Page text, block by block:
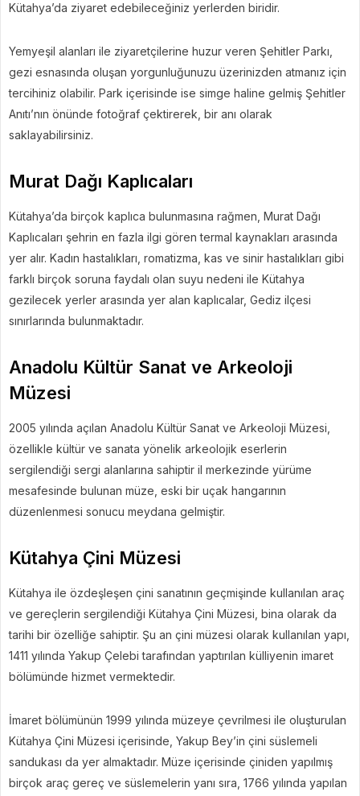
Kütahya’da ziyaret edebileceğiniz yerlerden biridir.
Yemyeşil alanları ile ziyaretçilerine huzur veren Şehitler Parkı,
gezi esnasında oluşan yorgunluğunuzu üzerinizden atmanız için
tercihiniz olabilir. Park içerisinde ise simge haline gelmiş Şehitler
Anıtı’nın önünde fotoğraf çektirerek, bir anı olarak
saklayabilirsiniz.
Murat Dağı Kaplıcaları
Kütahya’da birçok kaplıca bulunmasına rağmen, Murat Dağı
Kaplıcaları şehrin en fazla ilgi gören termal kaynakları arasında
yer alır. Kadın hastalıkları, romatizma, kas ve sinir hastalıkları gibi
farklı birçok soruna faydalı olan suyu nedeni ile Kütahya
gezilecek yerler arasında yer alan kaplıcalar, Gediz ilçesi
sınırlarında bulunmaktadır.
Anadolu Kültür Sanat ve Arkeoloji
Müzesi
2005 yılında açılan Anadolu Kültür Sanat ve Arkeoloji Müzesi,
özellikle kültür ve sanata yönelik arkeolojik eserlerin
sergilendiği sergi alanlarına sahiptir il merkezinde yürüme
mesafesinde bulunan müze, eski bir uçak hangarının
düzenlenmesi sonucu meydana gelmiştir.
Kütahya Çini Müzesi
Kütahya ile özdeşleşen çini sanatının geçmişinde kullanılan araç
ve gereçlerin sergilendiği Kütahya Çini Müzesi, bina olarak da
tarihi bir özelliğe sahiptir. Şu an çini müzesi olarak kullanılan yapı,
1411 yılında Yakup Çelebi tarafından yaptırılan külliyenin imaret
bölümünde hizmet vermektedir.
İmaret bölümünün 1999 yılında müzeye çevrilmesi ile oluşturulan
Kütahya Çini Müzesi içerisinde, Yakup Bey’in çini süslemeli
sandukası da yer almaktadır. Müze içerisinde çiniden yapılmış
birçok araç gereç ve süslemelerin yanı sıra, 1766 yılında yapılan